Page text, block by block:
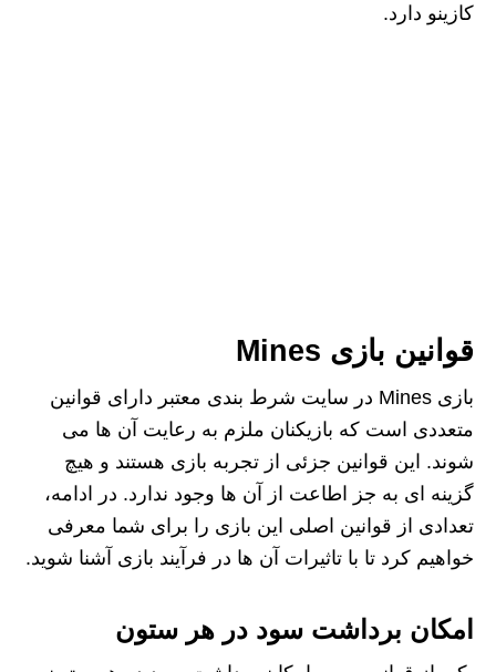
کازینو دارد.
قوانین بازی Mines
بازی Mines در سایت شرط بندی معتبر دارای قوانین
متعددی است که بازیکنان ملزم به رعایت آن‌ ها می‌
شوند. این قوانین جزئی از تجربه بازی هستند و هیچ
گزینه‌ ای به جز اطاعت از آن‌ ها وجود ندارد. در ادامه،
تعدادی از قوانین اصلی این بازی را برای شما معرفی
خواهیم کرد تا با تاثیرات آن‌ ها در فرآیند بازی آشنا شوید.
امکان برداشت سود در هر ستون